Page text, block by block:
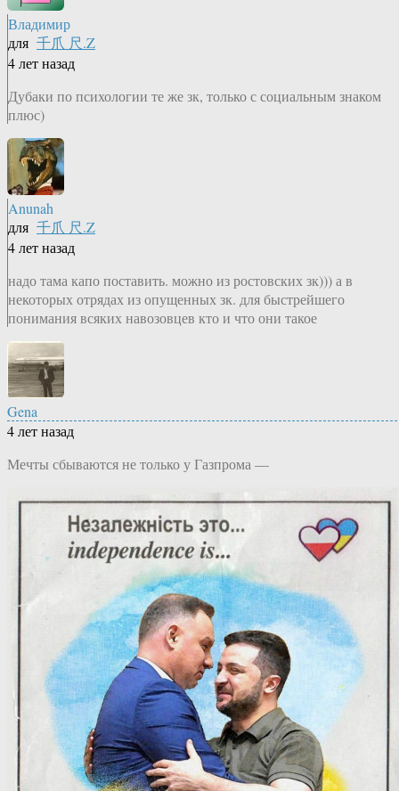
Владимир
для 千爪 尺.Z
4 лет назад
Дубаки по психологии те же зк, только с социальным знаком
плюс)
Anunah
для 千爪 尺.Z
4 лет назад
надо тама капо поставить. можно из ростовских зк))) а в
некоторых отрядах из опущенных зк. для быстрейшего
понимания всяких навозовцев кто и что они такое
Gena
4 лет назад
Мечты сбываются не только у Газпрома —